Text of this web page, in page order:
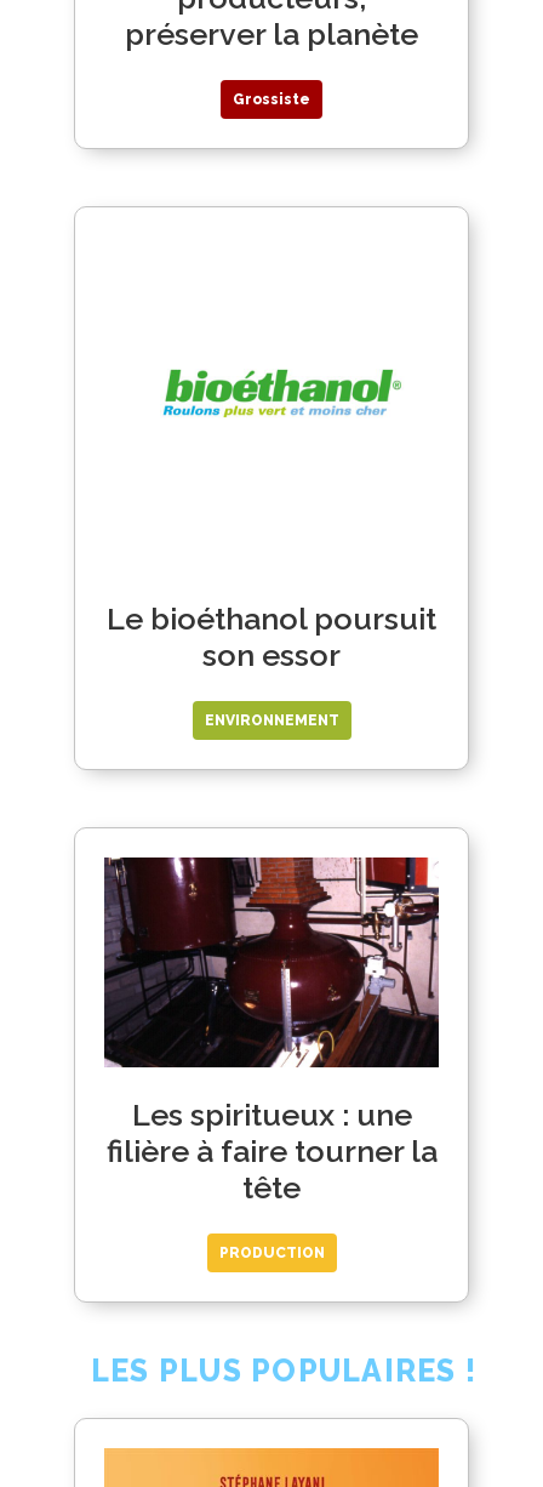
préserver la planète
Grossiste
Le bioéthanol poursuit
son essor
ENVIRONNEMENT
Les spiritueux : une
filière à faire tourner la
tête
PRODUCTION
LES PLUS POPULAIRES !